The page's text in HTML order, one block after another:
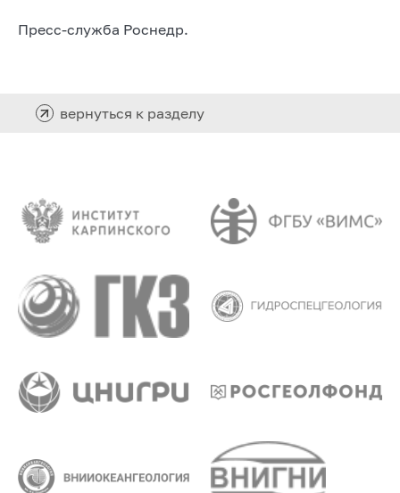
Пресс-служба Роснедр.
вернуться к разделу